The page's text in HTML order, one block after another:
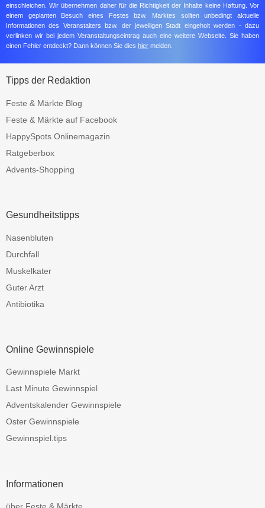
einschleichen. Wir übernehmen daher für die Richtigkeit der Inhalte keine Haftung. Vor
einem geplanten Besuch eines Festes bzw. Marktes sollten unbedingt aktuelle
Informationen des Veranstalters bzw. der jeweiligen Stadt eingeholt werden - dazu
verlinken wir bei jedem Veranstaltungseintrag auch eine weitere Webseite. Sie haben
einen Fehler entdeckt? Dann können Sie dies hier melden.
Tipps der Redaktion
Feste & Märkte Blog
Feste & Märkte auf Facebook
HappySpots Onlinemagazin
Ratgeberbox
Advents-Shopping
Gesundheitstipps
Nasenbluten
Durchfall
Muskelkater
Guter Arzt
Antibiotika
Online Gewinnspiele
Gewinnspiele Markt
Last Minute Gewinnspiel
Adventskalender Gewinnspiele
Oster Gewinnspiele
Gewinnspiel.tips
Informationen